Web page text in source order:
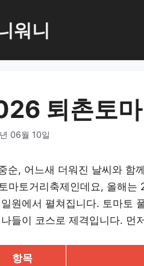
워니
퇴촌토
06월 10일
순, 어느새 더워진 날씨와 함
마토거리축제인데요, 올해
원에서 펼쳐집니다. 토마토
들이 코스로 제격입니다. 먼
항목